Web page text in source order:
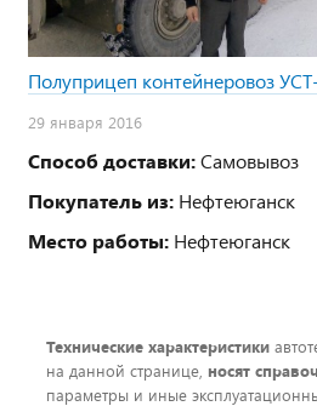
Полуприцеп контейнеровоз
29 января 2016
Способ доставки:Самовывоз
Покупатель из: Нефтеюганск
Место работы: Нефтеюганск
Технические характеристики
на данной странице, носят
параметры и иные